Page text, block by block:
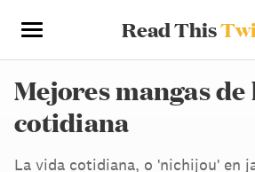
Read This
Mejores mangas
cotidiana
La vida cotidiana, o 'nichijou' en